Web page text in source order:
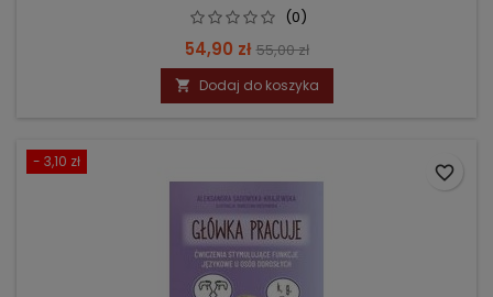
(0)
Cena
54,90 zł Cena
podstawowa
55,00 zł
 Dodaj do koszyka
- 3,10 zł
favorite_border